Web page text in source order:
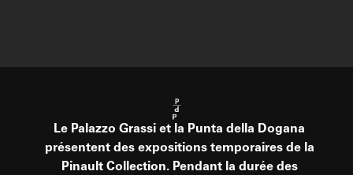
Le Palazzo Grassi et la Punta della Dogana
présentent des expositions temporaires de la
Pinault Collection. Pendant la durée des